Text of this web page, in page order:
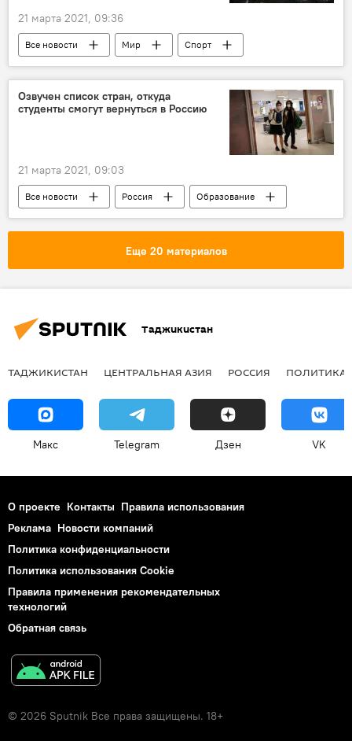
21 марта 2021, 09:36
Все новости Мир
Спорт
Япония
Таджикистан: свежие новости спорта
Олимпиада - 2024
Озвучен список стран, откуда
студенты смогут вернуться в Россию
21 марта 2021, 09:03
Все новости Россия
Образование
студенты
Еще 20 материалов
Таджикистан
ТАДЖИКИСТАН ЦЕНТРАЛЬНАЯ АЗИЯ РОССИЯ ПОЛИТИКА
Макс Telegram Дзен VK
О проекте Контакты Правила использования
Реклама Новости компаний
Политика конфиденциальности
Политика использования Cookie
Правила применения рекомендательных
технологий
Обратная связь
© 2026 Sputnik Все права защищены. 18+